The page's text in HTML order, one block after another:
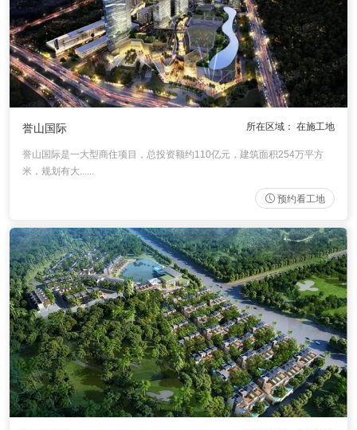
誉山国际 所在区域： 在施工地
誉山国际是一大型商住项目，总投资额约110亿元，建筑面积254万平方
米，规划有大......
预约看工地